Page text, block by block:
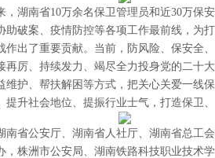
湖南省10万余名保卫管理员和近30万保
助破案、疫情防控等各项工作最前线，为
作出了重要贡献。当前，防风险、保安全
再厉、持续发力、竭尽全力投身党的二十
维护、帮扶解困等方式，把关心关爱一线
提升社会地位、提振行业士气，打造保卫
省公安厅、湖南省人社厅、湖南省总工
，株洲市公安局、湖南铁路科技职业技术